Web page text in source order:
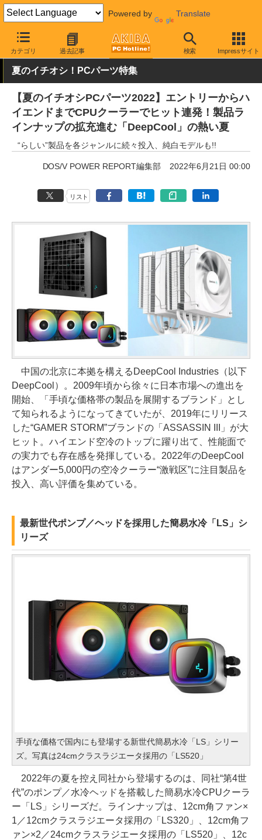
Powered by Translate
カテゴリ 過去記事 検索 Impressサイト
AKIBA PC Hotline! PCパーツ CPUクーラー Deepcool
夏のイチオシ！PCパーツ特集
【夏のイチオシPCパーツ2022】エントリーからハ
イエンドまでCPUクーラーでヒット連発！製品ラ
インナップの拡充進む「DeepCool」の熱い夏
“らしい”製品を各ジャンルに続々投入、純白モデルも!!
DOS/V POWER REPORT編集部 2022年6月21日 00:00
リスト
中国の北京に本拠を構えるDeepCool Industries（以下
DeepCool）。2009年頃から徐々に日本市場への進出を
開始、「手頃な価格帯の製品を展開するブランド」とし
て知られるようになってきていたが、2019年にリリース
した“GAMER STORM”ブランドの「ASSASSIN III」が大
ヒット。ハイエンド空冷のトップに躍り出て、性能面で
の実力でも存在感を発揮している。2022年のDeepCool
はアンダー5,000円の空冷クーラー“激戦区”に注目製品を
投入、高い評価を集めている。
最新世代ポンプ／ヘッドを採用した簡易水冷「LS」シ
リーズ
手頃な価格で国内にも登場する新世代簡易水冷「LS」シリー
ズ。写真は24cmクラスラジエータ採用の「LS520」
2022年の夏を控え同社から登場するのは、同社“第4世
代”のポンプ／水冷ヘッドを搭載した簡易水冷CPUクーラ
ー「LS」シリーズだ。ラインナップは、12cm角ファン×
1／12cmクラスラジエータ採用の「LS320」、12cm角フ
ァン×2／24cmクラスラジエータ採用の「LS520」、12c